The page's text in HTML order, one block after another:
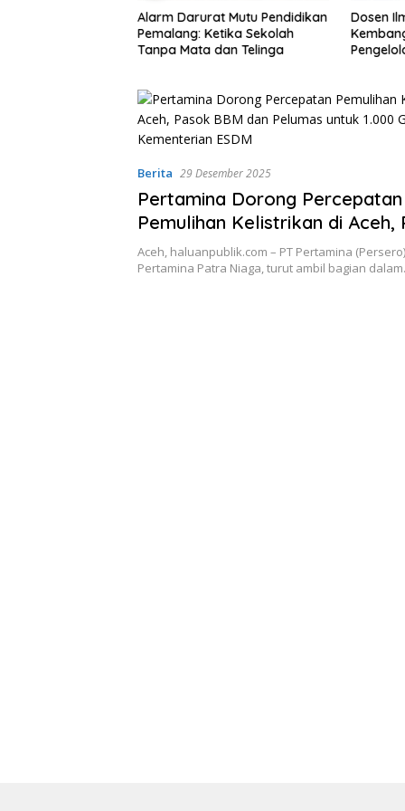
Dosen Ilmu Komputer UPER
Kembangkan Netrash,
Pengelolaan Sampah Makin
Polda
Bahas
Berita 29 Desember 2025
Pertamina Dorong Percepatan
Pemulihan Kelistrikan di Aceh,
BBM dan Pelumas untuk 1.000
Bantuan Kementerian ESDM
Aceh, haluanpublik.com – PT Pertamina
Pertamina Patra Niaga, turut ambil bagian